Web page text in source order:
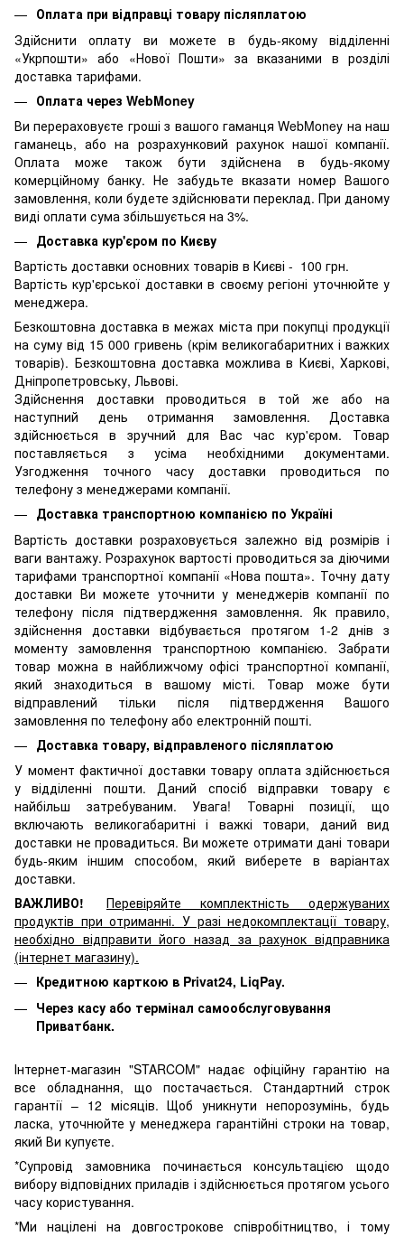
Оплата при відправці товару післяплатою
Здійснити оплату ви можете в будь-якому відділенні
«Укрпошти» або «Нової Пошти» за вказаними в розділі
доставка тарифами.
Оплата через WebMoney
Ви перераховуєте гроші з вашого гаманця WebMoney на наш
гаманець, або на розрахунковий рахунок нашої компанії.
Оплата може також бути здійснена в будь-якому
комерційному банку. Не забудьте вказати номер Вашого
замовлення, коли будете здійснювати переклад. При даному
виді оплати сума збільшується на 3%.
Доставка кур'єром по Києву
Вартість доставки основних товарів в Києві - 100 грн.
Вартість кур'єрської доставки в своєму регіоні уточнюйте у
менеджера.
Безкоштовна доставка в межах міста при покупці продукції
на суму від 15 000 гривень (крім великогабаритних і важких
товарів). Безкоштовна доставка можлива в Києві, Харкові,
Дніпропетровську, Львові.
Здійснення доставки проводиться в той же або на
наступний день отримання замовлення. Доставка
здійснюється в зручний для Вас час кур'єром. Товар
поставляється з усіма необхідними документами.
Узгодження точного часу доставки проводиться по
телефону з менеджерами компанії.
Доставка транспортною компанією по Україні
Вартість доставки розраховується залежно від розмірів і
ваги вантажу. Розрахунок вартості проводиться за діючими
тарифами транспортної компанії «Нова пошта». Точну дату
доставки Ви можете уточнити у менеджерів компанії по
телефону після підтвердження замовлення. Як правило,
здійснення доставки відбувається протягом 1-2 днів з
моменту замовлення транспортною компанією. Забрати
товар можна в найближчому офісі транспортної компанії,
який знаходиться в вашому місті. Товар може бути
відправлений тільки після підтвердження Вашого
замовлення по телефону або електронній пошті.
Доставка товару, відправленого післяплатою
У момент фактичної доставки товару оплата здійснюється
у відділенні пошти. Даний спосіб відправки товару є
найбільш затребуваним. Увага! Товарні позиції, що
включають великогабаритні і важкі товари, даний вид
доставки не провадиться. Ви можете отримати дані товари
будь-яким іншим способом, який виберете в варіантах
доставки.
ВАЖЛИВО!
Перевіряйте комплектність одержуваних
продуктів при отриманні. У разі недокомплектації товару,
необхідно відправити його назад за рахунок відправника
(інтернет магазину).
Кредитною карткою в Privat24, LiqPay.
Через касу або термінал самообслуговування
Приватбанк.
Інтернет-магазин "STARCOM" надає офіційну гарантію на
все обладнання, що постачається. Стандартний строк
гарантії – 12 місяців. Щоб уникнути непорозумінь, будь
ласка, уточнюйте у менеджера гарантійні строки на товар,
який Ви купуєте.
*Супровід замовника починається консультацією щодо
вибору відповідних приладів і здійснюється протягом усього
часу користування.
*Ми націлені на довгострокове співробітництво, і тому